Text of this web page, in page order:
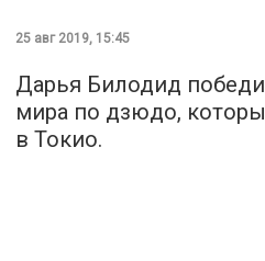
25 авг 2019, 15:45
Дарья Билодид
мира по дзюдо,
в Токио.